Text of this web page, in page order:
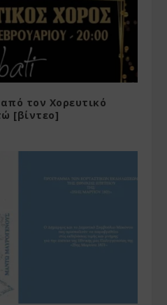
τον Χορευτικό
[βίντεο]